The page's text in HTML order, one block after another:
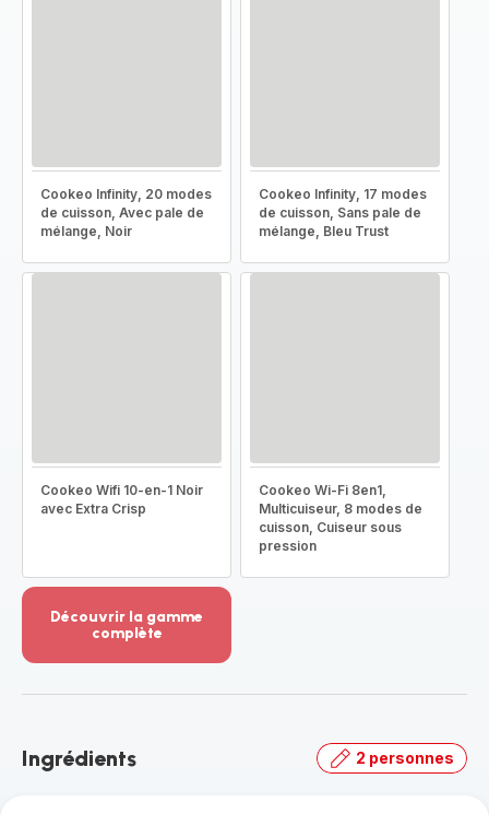
Cookeo Infinity, 20 modes
de cuisson, Avec pale de
mélange, Noir
Cookeo Infinity, 17 modes
de cuisson, Sans pale de
mélange, Bleu Trust
Cookeo Wifi 10-en-1 Noir
avec Extra Crisp
Cookeo Wi-Fi 8en1,
Multicuiseur, 8 modes de
cuisson, Cuiseur sous
pression
Découvrir la gamme
complète
-
gamme
Ingrédients 2 personnes